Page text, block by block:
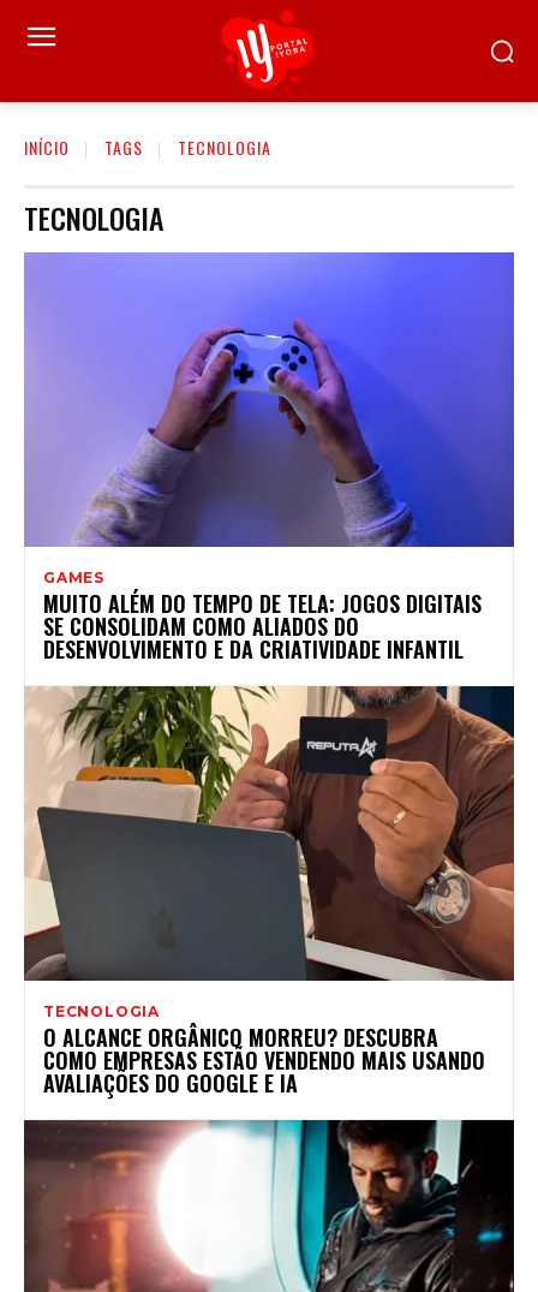
INÍCIO TAGS TECNOLOGIA
TECNOLOGIA
GAMES
MUITO ALÉM DO TEMPO DE TELA: JOGOS DIGITAIS
SE CONSOLIDAM COMO ALIADOS DO
DESENVOLVIMENTO E DA CRIATIVIDADE INFANTIL
TECNOLOGIA
O ALCANCE ORGÂNICO MORREU? DESCUBRA
COMO EMPRESAS ESTÃO VENDENDO MAIS USANDO
AVALIAÇÕES DO GOOGLE E IA